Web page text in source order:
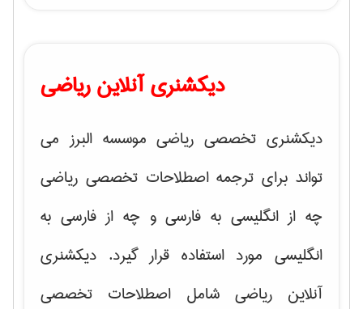
دیکشنری آنلاین ریاضی
دیکشنری تخصصی ریاضی موسسه البرز می
تواند برای ترجمه اصطلاحات تخصصی ریاضی
چه از انگلیسی به فارسی و چه از فارسی به
انگلیسی مورد استفاده قرار گیرد. دیکشنری
آنلاین ریاضی شامل اصطلاحات تخصصی